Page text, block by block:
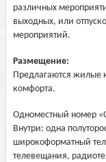
различных
выходных, или
мероприятий.
Размещение:
Предлагаются жилые
комфорта.
Одноместный номер
Внутри: одна
широкоформатный
телевещания,